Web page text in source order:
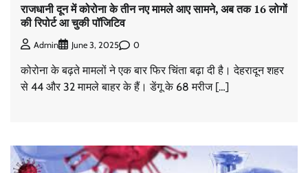
राजधानी दून में कोरोना के तीन नए मामले आए सामने, अब तक 16 लोगों
की रिपोर्ट आ चुकी पॉजिटिव
Admin June 3, 2025 0
कोरोना के बढ़ते मामलों ने एक बार फिर चिंता बढ़ा दी है। देहरादून शहर
से 44 और 32 मामले बाहर के हैं। डेंगू के 68 मरीज […]